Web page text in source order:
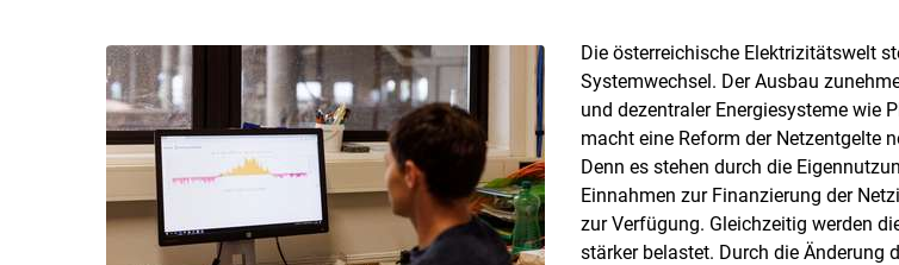
Die österreichische Elektrizitätswelt
Systemwechsel. Der Ausbau
und dezentraler Energiesysteme wie
macht eine Reform der Netzentgelte
Denn es stehen durch die
Einnahmen zur Finanzierung der
zur Verfügung. Gleichzeitig werden
stärker belastet. Durch die Änderung